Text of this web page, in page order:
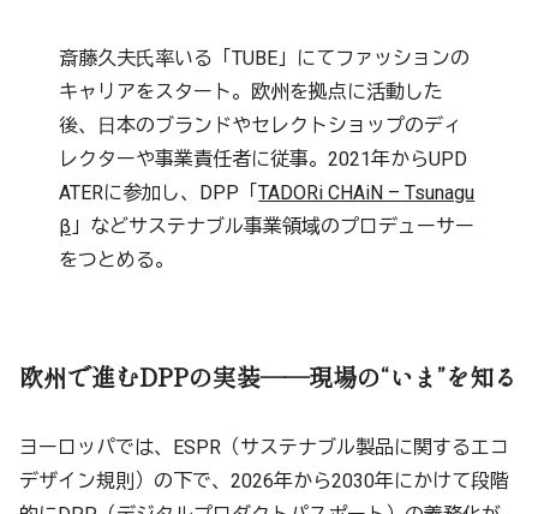
斎藤久夫⽒率いる「TUBE」にてファッションの
キャリアをスタート。欧州を拠点に活動した
後、⽇本のブランドやセレクトショップのディ
レクターや事業責任者に従事。2021年からUPD
ATERに参加し、DPP「TADORi CHAiN – Tsunagu
β」などサステナブル事業領域のプロデューサー
をつとめる。
欧州で進むDPPの実装——現場の“いま”を知る
ヨーロッパでは、ESPR（サステナブル製品に関するエコ
デザイン規則）の下で、2026年から2030年にかけて段階